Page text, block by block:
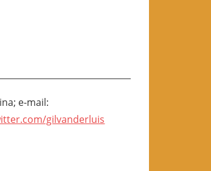
e-mail:
gilvanderluis